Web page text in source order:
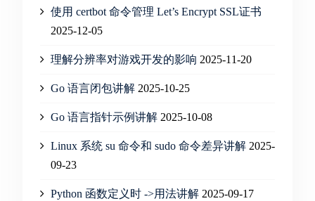
使用 certbot 命令管理 Let’s Encrypt SSL证书
2025-12-05
理解分辨率对游戏开发的影响 2025-11-20
Go 语言闭包讲解 2025-10-25
Go 语言指针示例讲解 2025-10-08
Linux 系统 su 命令和 sudo 命令差异讲解 2025-
09-23
Python 函数定义时 ->用法讲解 2025-09-17